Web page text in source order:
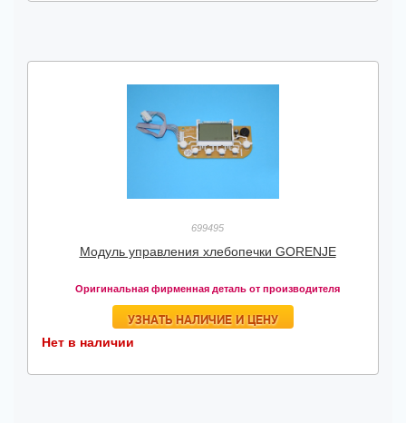
699495
Модуль управления хлебопечки GORENJE
Оригинальная фирменная деталь от производителя
УЗНАТЬ НАЛИЧИЕ И ЦЕНУ
Нет в наличии